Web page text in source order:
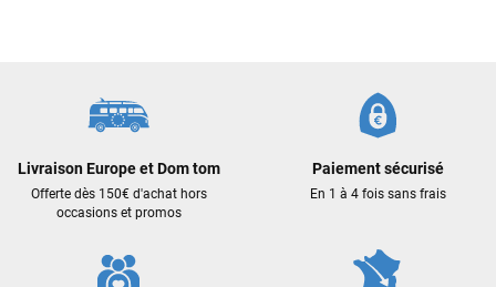
Livraison Europe et Dom tom
Offerte dès 150€ d'achat hors
occasions et promos
Paiement sécurisé
En 1 à 4 fois sans frais